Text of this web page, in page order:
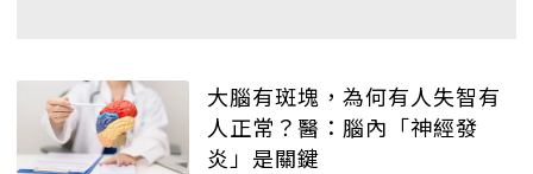
大腦有斑塊，為何有人失智有
人正常？醫：腦內「神經發
炎」是關鍵